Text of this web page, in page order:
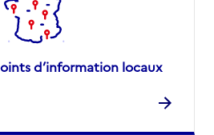
d’information locaux